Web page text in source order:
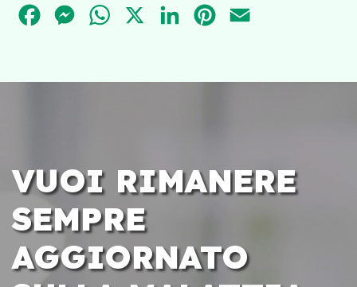
FACEBOOKMESSENGER
WHATSAPPLINKEDINPINTEREST
VUOI RIMANERE
SEMPRE
AGGIORNATO